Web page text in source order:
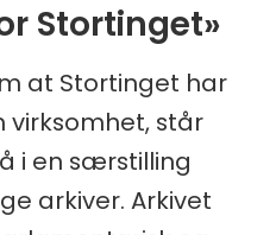
Stortinget»
at Stortinget har
virksomhet, står
i en særstilling
arkiver. Arkivet